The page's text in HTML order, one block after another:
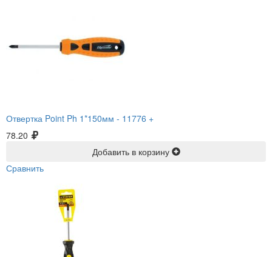
Отвертка Point Ph 1*150мм - 11776 +
78.20
Добавить в корзину
Сравнить